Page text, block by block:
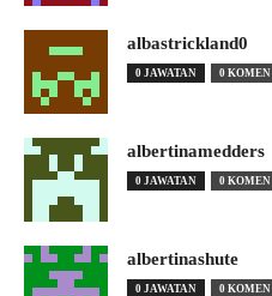
albastrickland0
0 JAWATAN 0 KOMEN
albertinamedders
0 JAWATAN 0 KOMEN
albertinashute
0 JAWATAN 0 KOMEN